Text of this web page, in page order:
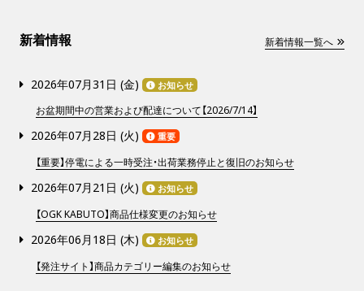
新着情報 新着情報一覧へ
2026年07月31日 (金) お知らせ
お盆期間中の営業および配達について【2026/7/14】
2026年07月28日 (火) 重要
【重要】停電による一時受注・出荷業務停止と復旧のお知らせ
2026年07月21日 (火) お知らせ
【OGK KABUTO】商品仕様変更のお知らせ
2026年06月18日 (木) お知らせ
【発注サイト】商品カテゴリー編集のお知らせ